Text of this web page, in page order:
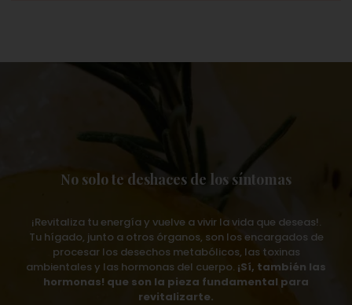
No solo te deshaces de los síntomas
¡Revitaliza tu energía y vuelve a vivir la vida que deseas!.
Tu hígado, junto a otros órganos, son los encargados de
procesar los desechos metabólicos, las toxinas
ambientales y las hormonas del cuerpo. ¡Sí, también las
hormonas! que son la pieza fundamental para
revitalizarte.